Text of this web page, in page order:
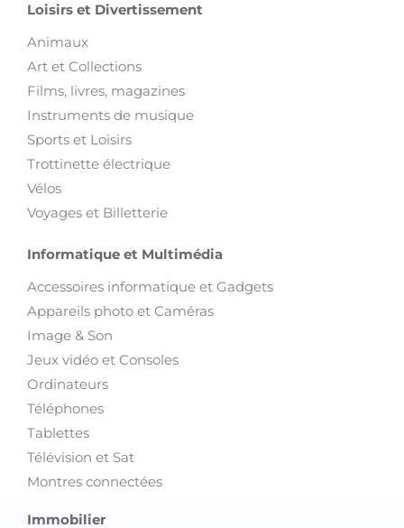
Loisirs et Divertissement
Animaux
Art et Collections
Films, livres, magazines
Instruments de musique
Sports et Loisirs
Trottinette électrique
Vélos
Voyages et Billetterie
Informatique et Multimédia
Accessoires informatique et Gadgets
Appareils photo et Caméras
Image & Son
Jeux vidéo et Consoles
Ordinateurs
Téléphones
Tablettes
Télévision et Sat
Montres connectées
Immobilier